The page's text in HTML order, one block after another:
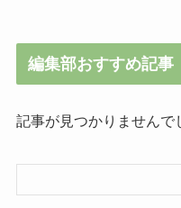
編集部おすすめ記事
記事が見つかりませんで